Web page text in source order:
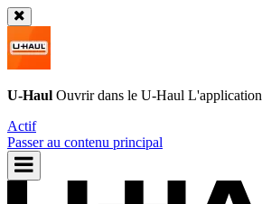
U-Haul Ouvrir dans le U-Haul L'application
Actif
Passer au contenu principal